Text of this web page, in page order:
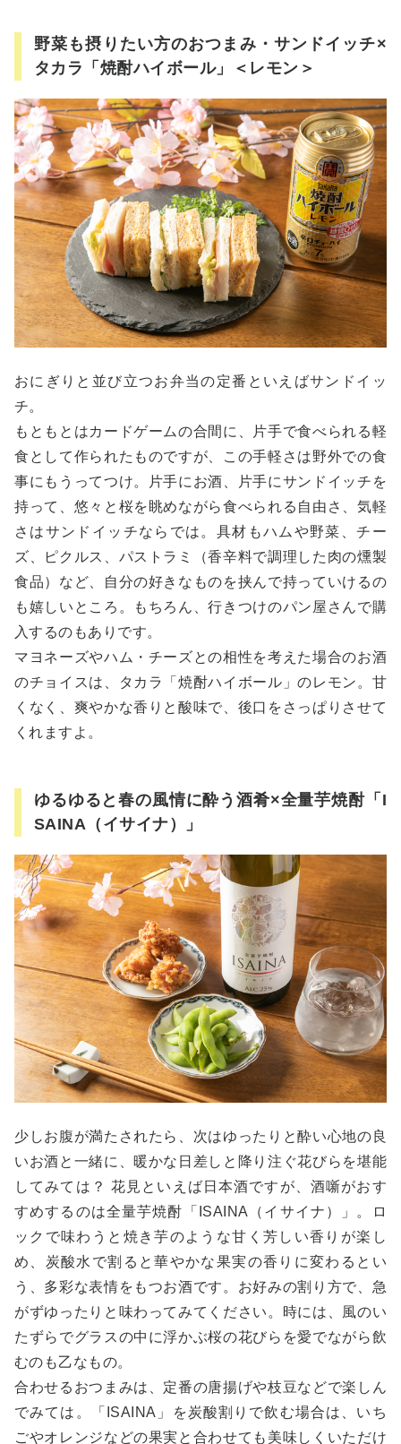
野菜も摂りたい方のおつまみ・サンドイッチ×
タカラ「焼酎ハイボール」＜レモン＞
おにぎりと並び立つお弁当の定番といえばサンドイッ
チ。
もともとはカードゲームの合間に、片手で食べられる軽
食として作られたものですが、この手軽さは野外での食
事にもうってつけ。片手にお酒、片手にサンドイッチを
持って、悠々と桜を眺めながら食べられる自由さ、気軽
さはサンドイッチならでは。具材もハムや野菜、チー
ズ、ピクルス、パストラミ（香辛料で調理した肉の燻製
食品）など、自分の好きなものを挟んで持っていけるの
も嬉しいところ。もちろん、行きつけのパン屋さんで購
入するのもありです。
マヨネーズやハム・チーズとの相性を考えた場合のお酒
のチョイスは、タカラ「焼酎ハイボール」のレモン。甘
くなく、爽やかな香りと酸味で、後口をさっぱりさせて
くれますよ。
ゆるゆると春の風情に酔う酒肴×全量芋焼酎「I
SAINA（イサイナ）」
少しお腹が満たされたら、次はゆったりと酔い心地の良
いお酒と一緒に、暖かな日差しと降り注ぐ花びらを堪能
してみては？ 花見といえば日本酒ですが、酒噺がおす
すめするのは全量芋焼酎「ISAINA（イサイナ）」。ロ
ックで味わうと焼き芋のような甘く芳しい香りが楽し
め、炭酸水で割ると華やかな果実の香りに変わるとい
う、多彩な表情をもつお酒です。お好みの割り方で、急
がずゆったりと味わってみてください。時には、風のい
たずらでグラスの中に浮かぶ桜の花びらを愛でながら飲
むのも乙なもの。
合わせるおつまみは、定番の唐揚げや枝豆などで楽しん
でみては。「ISAINA」を炭酸割りで飲む場合は、いち
ごやオレンジなどの果実と合わせても美味しくいただけ